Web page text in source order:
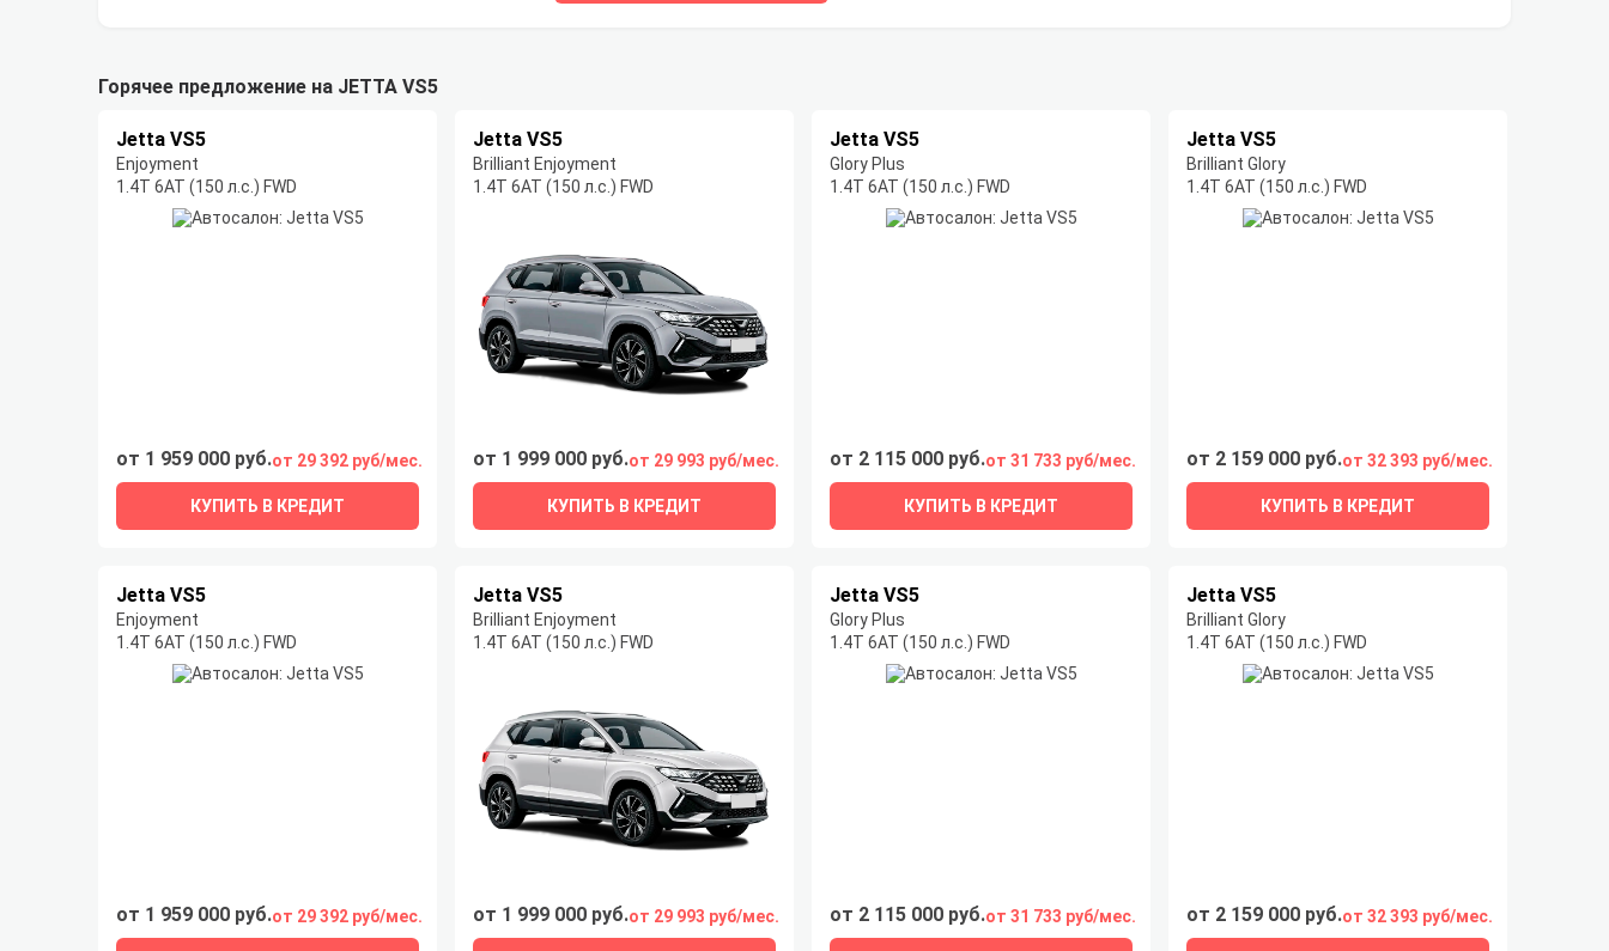
Горячее предложение на JETTA VS5
Jetta VS5
Enjoyment
1.4T 6AT (150 л.с.) FWD
от 1 959 000 руб.от 29 392 руб/мес.
КУПИТЬ В КРЕДИТ
Jetta VS5
Brilliant Enjoyment
1.4T 6AT (150 л.с.) FWD
от 1 999 000 руб.от 29 993 руб/мес.
КУПИТЬ В КРЕДИТ
Jetta VS5
Glory Plus
1.4T 6AT (150 л.с.) FWD
от 2 115 000 руб.от 31 733 руб/мес.
КУПИТЬ В КРЕДИТ
Jetta VS5
Brilliant Glory
1.4T 6AT (150 л.с.) FWD
от 2 159 000 руб.от 32 393 руб/мес.
КУПИТЬ В КРЕДИТ
Jetta VS5
Enjoyment
1.4T 6AT (150 л.с.) FWD
от 1 959 000 руб.от 29 392 руб/мес.
Jetta VS5
Brilliant Enjoyment
1.4T 6AT (150 л.с.) FWD
от 1 999 000 руб.от 29 993 руб/мес.
Jetta VS5
Glory Plus
1.4T 6AT (150 л.с.) FWD
от 2 115 000 руб.от 31 733 руб/мес.
Jetta VS5
Brilliant Glory
1.4T 6AT (150 л.с.) FWD
от 2 159 000 руб.от 32 393 руб/мес.